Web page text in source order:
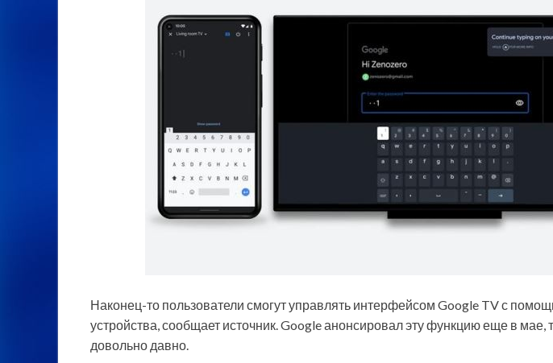
Наконец-то пользователи смогут управлять интерфейсом Google TV с
устройства, сообщает источник. Google анонсировал эту функцию еще в мае,
довольно давно.